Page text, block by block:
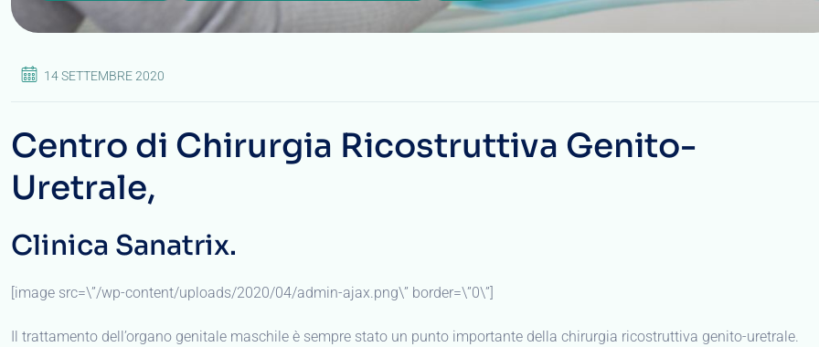
14 SETTEMBRE 2020
Centro di Chirurgia Ricostruttiva Genito-
Uretrale,
Clinica Sanatrix.
[image src=\”/wp-content/uploads/2020/04/admin-ajax.png\” border=\”0\”]
Il trattamento dell’organo genitale maschile è sempre stato un punto importante della chirurgia ricostruttiva genito-uretrale.